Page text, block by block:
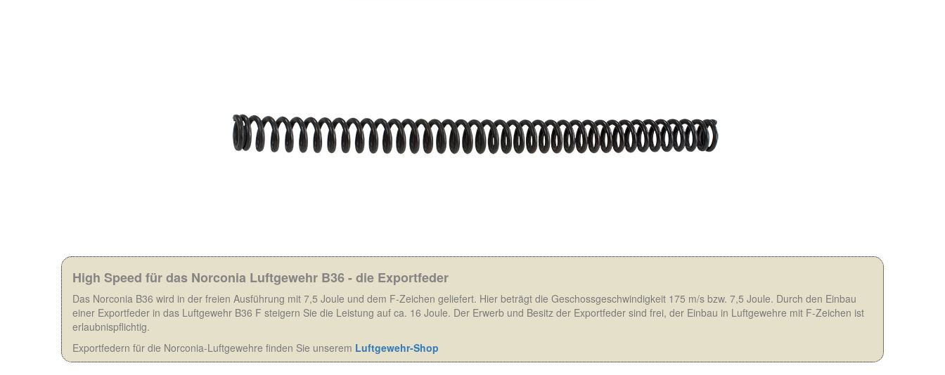
High Speed für das Norconia Luftgewehr B36 - die Exportfeder
Das Norconia B36 wird in der freien Ausführung mit 7,5 Joule und dem F-Zeichen geliefert. Hier beträgt die Geschossgeschwindigkeit 175 m/s bzw. 7,5 Joule. Durch den Einbau
einer Exportfeder in das Luftgewehr B36 F steigern Sie die Leistung auf ca. 16 Joule. Der Erwerb und Besitz der Exportfeder sind frei, der Einbau in Luftgewehre mit F-Zeichen ist
erlaubnispflichtig.
Exportfedern für die Norconia-Luftgewehre finden Sie unserem Luftgewehr-Shop